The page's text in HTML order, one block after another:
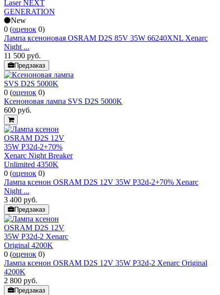
New
0 (оценок 0)
Лампа ксеноновая OSRAM D2S 85V 35W 66240XNL Xenarc
Night ...
11 500 руб.
Предзаказ
0 (оценок 0)
Ксеноновая лампа SVS D2S 5000K
600 руб.
0 (оценок 0)
Лампа ксенон OSRAM D2S 12V 35W P32d-2+70% Xenarc
Night ...
3 400 руб.
Предзаказ
0 (оценок 0)
Лампа ксенон OSRAM D2S 12V 35W P32d-2 Xenarc Original
4200K
2 800 руб.
Предзаказ